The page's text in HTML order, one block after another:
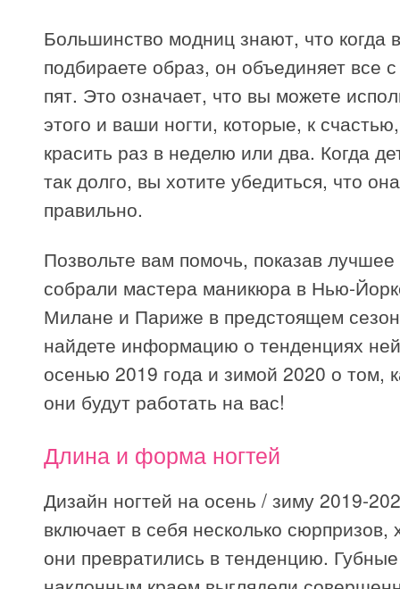
Большинство модниц знают, что когда
подбираете образ, он объединяет все
пят. Это означает, что вы можете
этого и ваши ногти, которые, к
красить раз в неделю или два. Когда
так долго, вы хотите убедиться, что
правильно.
Позвольте вам помочь, показав лучшее
собрали мастера маникюра в Нью-
Милане и Париже в предстоящем
найдете информацию о тенденциях
осенью 2019 года и зимой 2020 о том,
они будут работать на вас!
Длина и форма ногтей
Дизайн ногтей на осень / зиму 2019-
включает в себя несколько сюрпризов,
они превратились в тенденцию.